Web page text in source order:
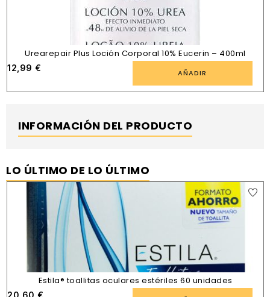
Urearepair Plus Loción Corporal 10% Eucerin – 400ml
12,99 € AÑADIR
INFORMACIÓN DEL PRODUCTO
LO ÚLTIMO DE LO ÚLTIMO
Estila® toallitas oculares estériles 60 unidades
20,60 €